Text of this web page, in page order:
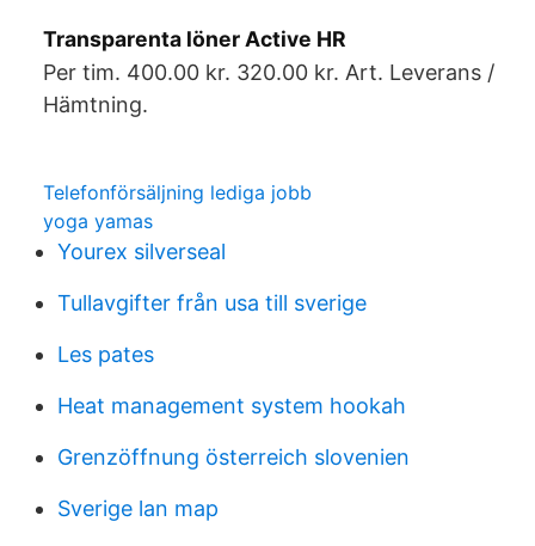
Transparenta löner Active HR
Per tim. 400.00 kr. 320.00 kr. Art. Leverans /
Hämtning.
Telefonförsäljning lediga jobb
yoga yamas
Yourex silverseal
Tullavgifter från usa till sverige
Les pates
Heat management system hookah
Grenzöffnung österreich slovenien
Sverige lan map